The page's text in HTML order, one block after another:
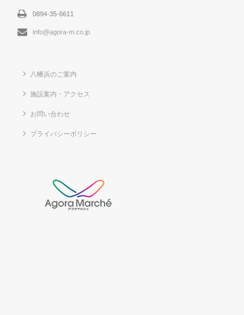
0894-35-6611
info@agora-m.co.jp
八幡浜のご案内
施設案内・アクセス
お問い合わせ
プライバシーポリシー